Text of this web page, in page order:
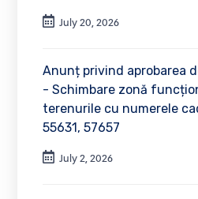
July 20, 2026
Anunț privind aprobarea
- Schimbare zonă
terenurile cu numerele
55631, 57657
July 2, 2026